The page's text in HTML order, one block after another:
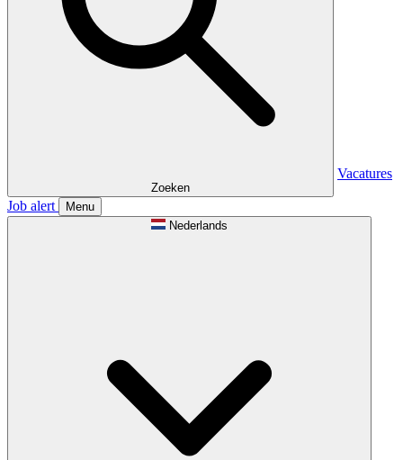
Zoeken
Vacatures
Job alert
Menu
Nederlands